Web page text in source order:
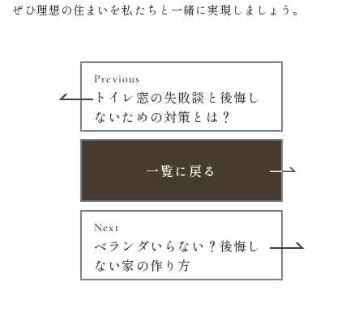
ぜひ理想の住まいを私たちと一緒に実現しましょう。
Previous
トイレ窓の失敗談と後悔し
ないための対策とは？
一覧に戻る
Next
ベランダいらない？後悔し
ない家の作り方